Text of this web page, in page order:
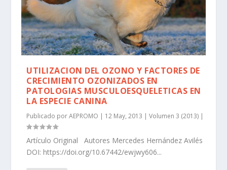
UTILIZACION DEL OZONO Y FACTORES DE
CRECIMIENTO OZONIZADOS EN
PATOLOGIAS MUSCULOESQUELETICAS EN
LA ESPECIE CANINA
Publicado porAEPROMO | 12 May, 2013 |Volumen 3 (2013) |
Artículo Original Autores Mercedes Hernández Avilés
DOI: https://doi.org/10.67442/ewjwy606...